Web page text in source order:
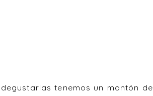
tenemos un montón de